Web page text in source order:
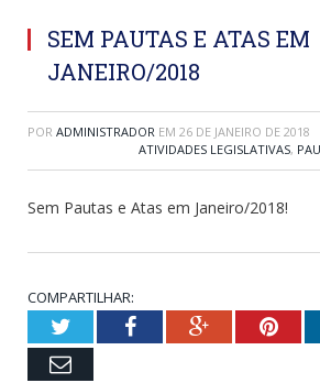
SEM PAUTAS E ATAS EM
JANEIRO/2018
POR ADMINISTRADOR EM 26 DE JANEIRO DE 2018
ATIVIDADES LEGISLATIVAS,
Sem Pautas e Atas em Janeiro/2018!
COMPARTILHAR:
TwitterFacebookGoogle+
Email